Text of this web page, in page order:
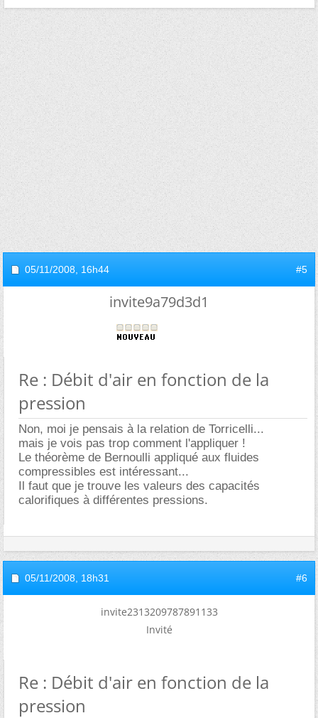
05/11/2008, 16h44 #5
invite9a79d3d1
Re : Débit d'air en fonction de la
pression
Non, moi je pensais à la relation de Torricelli...
mais je vois pas trop comment l'appliquer !
Le théorème de Bernoulli appliqué aux fluides
compressibles est intéressant...
Il faut que je trouve les valeurs des capacités
calorifiques à différentes pressions.
05/11/2008, 18h31 #6
invite2313209787891133
Invité
Re : Débit d'air en fonction de la
pression